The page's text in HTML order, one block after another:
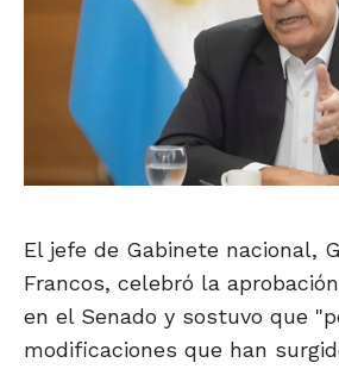
El jefe de Gabinete nacional,
Francos, celebró la
en el Senado y sostuvo que
modificaciones que han